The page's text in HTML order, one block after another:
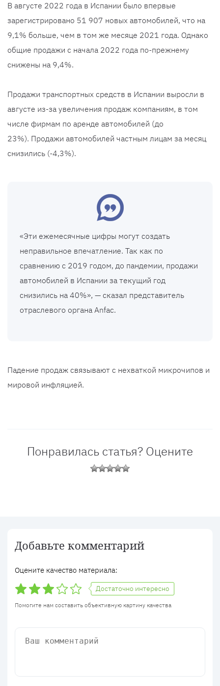
В августе 2022 года в Испании было впервые
зарегистрировано 51 907 новых автомобилей, что на
9,1% больше, чем в том же месяце 2021 года. Однако
общие продажи с начала 2022 года по-прежнему
снижены на 9,4%.
Продажи транспортных средств в Испании выросли в
августе из-за увеличения продаж компаниям, в том
числе фирмам по аренде автомобилей (до
23%). Продажи автомобилей частным лицам за месяц
снизились (-4,3%).
«Эти ежемесячные цифры могут создать
неправильное впечатление. Так как по
сравнению с 2019 годом, до пандемии, продажи
автомобилей в Испании за текущий год
снизились на 40%», — сказал представитель
отраслевого органа Anfac.
Падение продаж связывают с нехваткой микрочипов и
мировой инфляцией.
Понравилась статья? Оцените
Добавьте комментарий
Оцените качество материала:
Достаточно интересно
Помогите нам составить объективную картину качества